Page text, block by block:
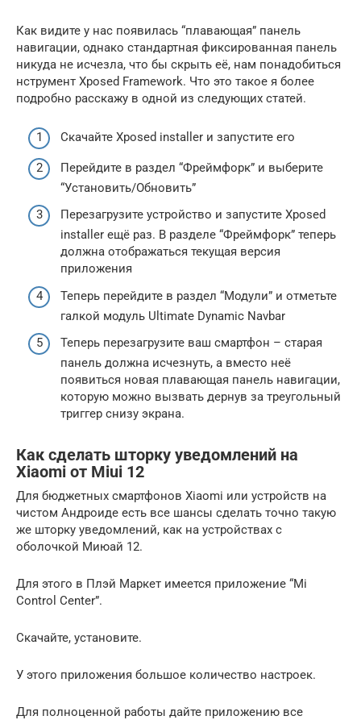
Как видите у нас появилась “плавающая” панель
навигации, однако стандартная фиксированная панель
никуда не исчезла, что бы скрыть её, нам понадобиться
нструмент Xposed Framework. Что это такое я более
подробно расскажу в одной из следующих статей.
Скачайте Xposed installer и запустите его
Перейдите в раздел “Фреймфорк” и выберите
“Установить/Обновить”
Перезагрузите устройство и запустите Xposed
installer ещё раз. В разделе “Фреймфорк” теперь
должна отображаться текущая версия
приложения
Теперь перейдите в раздел “Модули” и отметьте
галкой модуль Ultimate Dynamic Navbar
Теперь перезагрузите ваш смартфон – старая
панель должна исчезнуть, а вместо неё
появиться новая плавающая панель навигации,
которую можно вызвать дернув за треугольный
триггер снизу экрана.
Как сделать шторку уведомлений на
Xiaomi от Miui 12
Для бюджетных смартфонов Xiaomi или устройств на
чистом Андроиде есть все шансы сделать точно такую
же шторку уведомлений, как на устройствах с
оболочкой Миюай 12.
Для этого в Плэй Маркет имеется приложение “Mi
Control Center”.
Скачайте, установите.
У этого приложения большое количество настроек.
Для полноценной работы дайте приложению все